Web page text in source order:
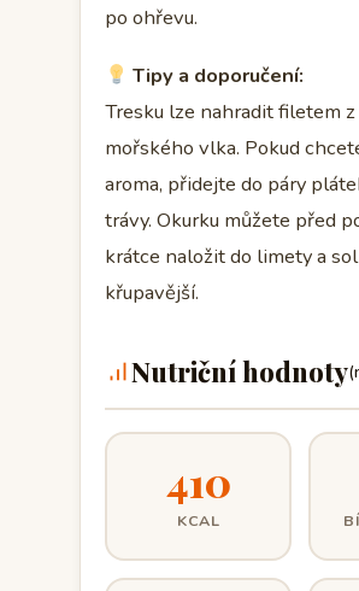
po ohřevu.
Tipy a doporučení:
Tresku lze nahradit filetem
mořského vlka. Pokud
aroma, přidejte do páry
trávy. Okurku můžete před
krátce naložit do limety a
křupavější.
Nutriční hodnoty
410
KCAL